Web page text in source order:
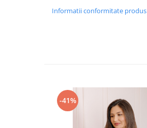
Informatii conformitate produs
-41%